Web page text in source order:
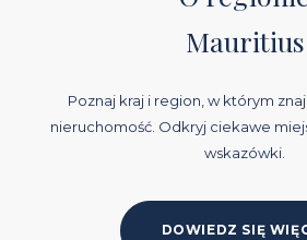
Mauritius
Poznaj kraj i region, w którym
nieruchomość. Odkryj ciekawe
wskazówki.
DOWIEDZ SIĘ